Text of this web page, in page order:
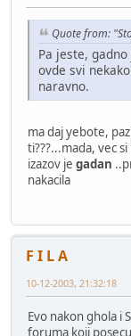
Quote from:
Pa jeste,
ovde svi
naravno.
ma daj yebote,
ti???...mada, vec
izazov je gadan
nakacila
F I L A
10-12-2003, 21:32:18
Evo nakon ghola i
foruma koji